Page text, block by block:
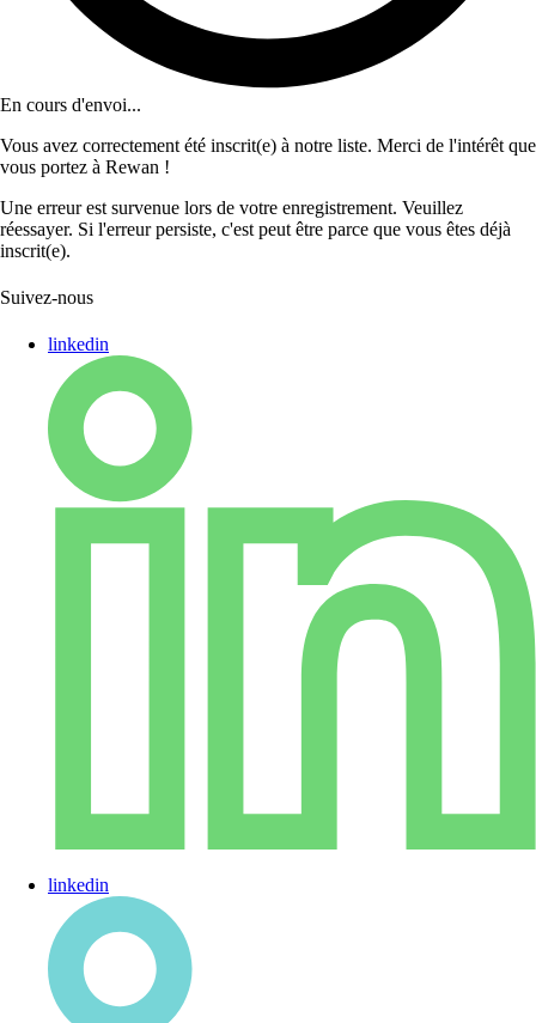
En cours d'envoi...
Vous avez correctement été inscrit(e) à notre liste. Merci de l'intérêt que
vous portez à Rewan !
Une erreur est survenue lors de votre enregistrement. Veuillez
réessayer. Si l'erreur persiste, c'est peut être parce que vous êtes déjà
inscrit(e).
Suivez-nous
linkedin
linkedin